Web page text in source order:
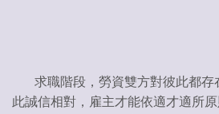
求職階段，勞資雙方對彼此都存
此誠信相對，雇主才能依適才適所